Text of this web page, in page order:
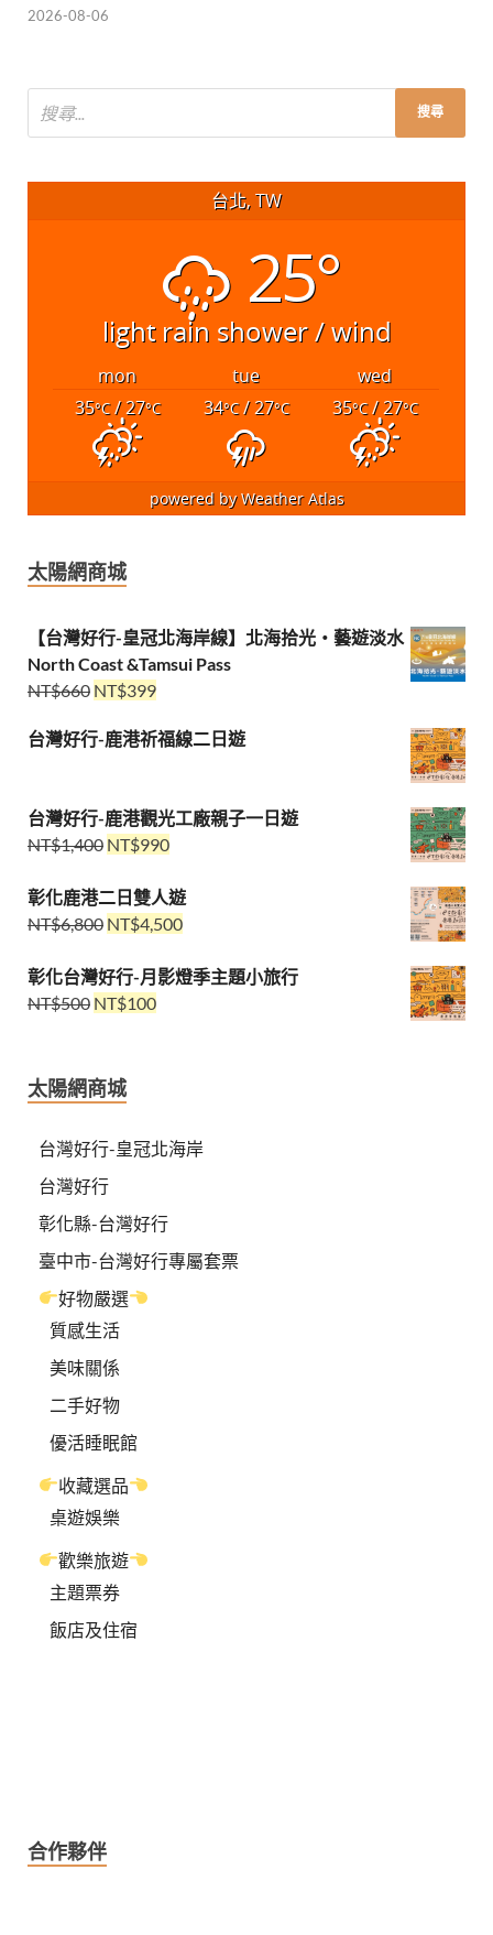
2026-08-06
台北, TW
25°
light rain shower / wind
mon tue
wed
35°C/ 27°C 34°C/ 27°C 35°C/ 27°C
powered byWeather Atlas
太陽網商城
【台灣好行-皇冠北海岸線】北海拾光・藝遊淡水
North Coast &Tamsui Pass
NT$660 NT$399
台灣好行-鹿港祈福線二日遊
台灣好行-鹿港觀光工廠親子一日遊
NT$1,400 NT$990
彰化鹿港二日雙人遊
NT$6,800 NT$4,500
彰化台灣好行-月影燈季主題小旅行
NT$500 NT$100
太陽網商城
台灣好行-皇冠北海岸
台灣好行
彰化縣-台灣好行
臺中市-台灣好行專屬套票
好物嚴選
質感生活
美味關係
二手好物
優活睡眠館
收藏選品
桌遊娛樂
歡樂旅遊
主題票券
飯店及住宿
合作夥伴